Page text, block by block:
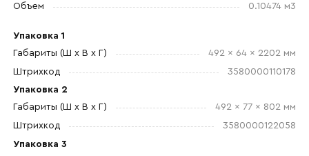
Объем 0.10474 м3
Упаковка 1
Габариты (Ш x В x Г)
492 x 64 x 2202 мм
Штрихкод
3580000110178
Упаковка 2
Габариты (Ш x В x Г)
492 x 77 x 802 мм
Штрихкод
3580000122058
Упаковка 3